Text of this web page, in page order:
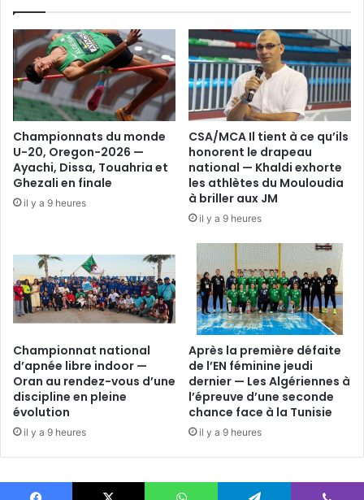
Championnats du monde
U-20, Oregon-2026 —
Ayachi, Dissa, Touahria et
Ghezali en finale
il y a 9 heures
CSA/MCA Il tient à ce qu’ils
honorent le drapeau
national — Khaldi exhorte
les athlètes du Mouloudia
à briller aux JM
il y a 9 heures
Championnat national
d’apnée libre indoor —
Oran au rendez-vous d’une
discipline en pleine
évolution
il y a 9 heures
Après la première défaite
de l’EN féminine jeudi
dernier — Les Algériennes à
l’épreuve d’une seconde
chance face à la Tunisie
il y a 9 heures